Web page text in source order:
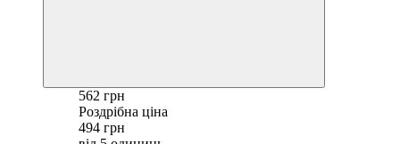
562 грн
Роздрібна ціна
494 грн